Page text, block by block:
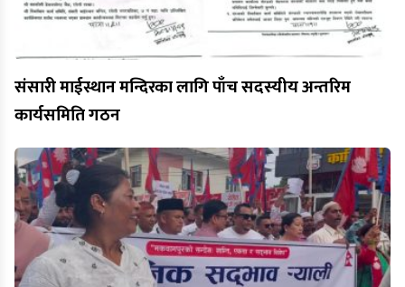
संसारी माईस्थान मन्दिरका लागि पाँच सदस्यीय अन्तरिम
कार्यसमिति गठन